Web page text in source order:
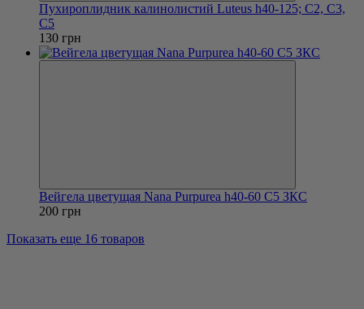
Пухироплидник калинолистий Luteus h40-125; C2, С3,
С5
130 грн
Вейгела цветущая Nana Purpurea h40-60 С5 ЗКС
200 грн
Показать еще 16 товаров